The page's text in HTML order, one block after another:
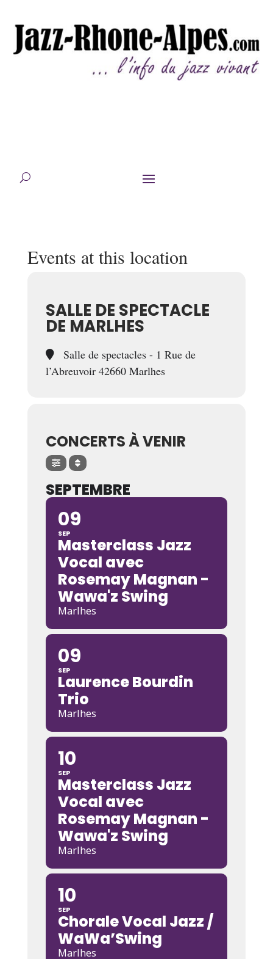
Events at this location
SALLE DE SPECTACLE
DE MARLHES
Salle de spectacles - 1 Rue de
l’Abreuvoir 42660 Marlhes
CONCERTS À VENIR
SEPTEMBRE
09
SEP
Masterclass Jazz
Vocal avec
Rosemay Magnan -
Wawa'z Swing
Marlhes
09
SEP
Laurence Bourdin
Trio
Marlhes
10
SEP
Masterclass Jazz
Vocal avec
Rosemay Magnan -
Wawa'z Swing
Marlhes
10
SEP
Chorale Vocal Jazz /
WaWa’Swing
Marlhes